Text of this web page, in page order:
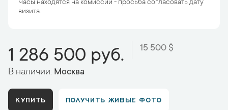
Часы находятся на комиссии - просьба согласовать дату
визита.
1 286 500 руб. 15 500 $
В наличии: Москва
КУПИТЬ ПОЛУЧИТЬ ЖИВЫЕ ФОТО